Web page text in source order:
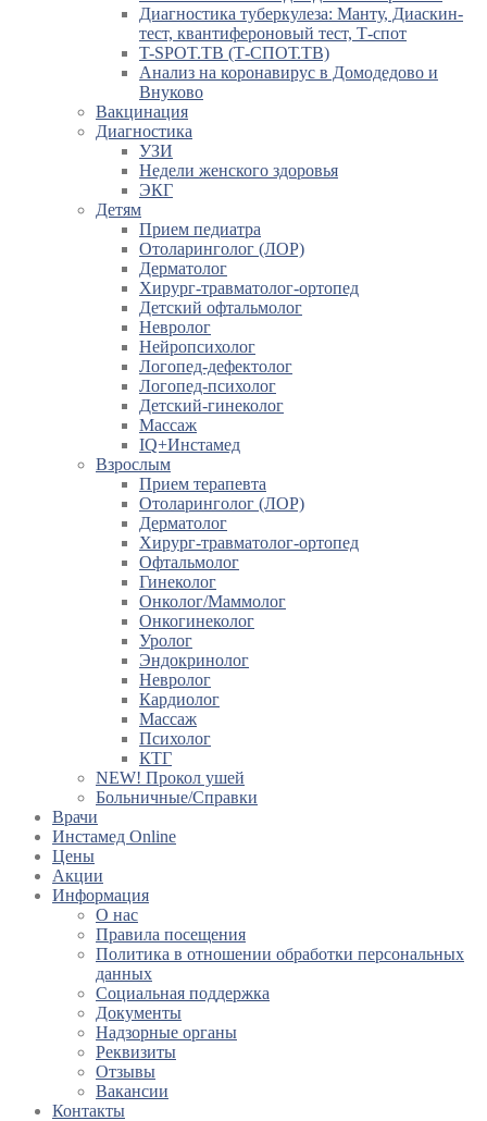
Диагностика туберкулеза: Манту, Диаскин-
тест, квантифероновый тест, Т-спот
T-SPOT.TB (Т-СПОТ.ТВ)
Анализ на коронавирус в Домодедово и
Внуково
Вакцинация
Диагностика
УЗИ
Недели женского здоровья
ЭКГ
Детям
Прием педиатра
Отоларинголог (ЛОР)
Дерматолог
Хирург-травматолог-ортопед
Детский офтальмолог
Невролог
Нейропсихолог
Логопед-дефектолог
Логопед-психолог
Детский-гинеколог
Массаж
IQ+Инстамед
Взрослым
Прием терапевта
Отоларинголог (ЛОР)
Дерматолог
Хирург-травматолог-ортопед
Офтальмолог
Гинеколог
Онколог/Маммолог
Онкогинеколог
Уролог
Эндокринолог
Невролог
Кардиолог
Массаж
Психолог
КТГ
NEW! Прокол ушей
Больничные/Справки
Врачи
Инстамед Online
Цены
Акции
Информация
О нас
Правила посещения
Политика в отношении обработки персональных
данных
Социальная поддержка
Документы
Надзорные органы
Реквизиты
Отзывы
Вакансии
Контакты